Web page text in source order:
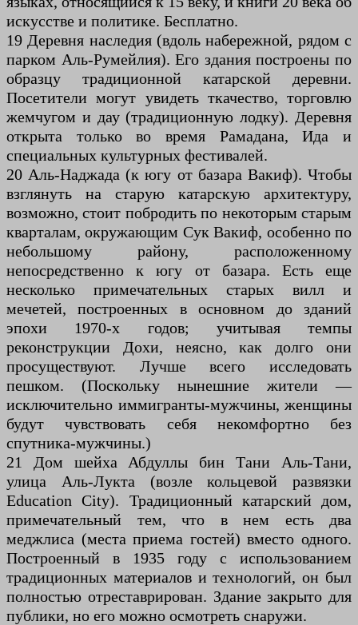
искусстве и политике. Бесплатно.
19 Деревня наследия (вдоль набережной, рядом с
парком Аль-Румейлия). Его здания построены по
образцу традиционной катарской деревни.
Посетители могут увидеть ткачество, торговлю
жемчугом и дау (традиционную лодку). Деревня
открыта только во время Рамадана, Ида и
специальных культурных фестивалей.
20 Аль-Наджада (к югу от базара Вакиф). Чтобы
взглянуть на старую катарскую архитектуру,
возможно, стоит побродить по некоторым старым
кварталам, окружающим Сук Вакиф, особенно по
небольшому району, расположенному
непосредственно к югу от базара. Есть еще
несколько примечательных старых вилл и
мечетей, построенных в основном до зданий
эпохи 1970-х годов; учитывая темпы
реконструкции Дохи, неясно, как долго они
просуществуют. Лучше всего исследовать
пешком. (Поскольку нынешние жители —
исключительно иммигранты-мужчины, женщины
будут чувствовать себя некомфортно без
спутника-мужчины.)
21 Дом шейха Абдуллы бин Тани Аль-Тани,
улица Аль-Лукта (возле кольцевой развязки
Education City). Традиционный катарский дом,
примечательный тем, что в нем есть два
меджлиса (места приема гостей) вместо одного.
Построенный в 1935 году с использованием
традиционных материалов и технологий, он был
полностью отреставрирован. Здание закрыто для
публики, но его можно осмотреть снаружи.